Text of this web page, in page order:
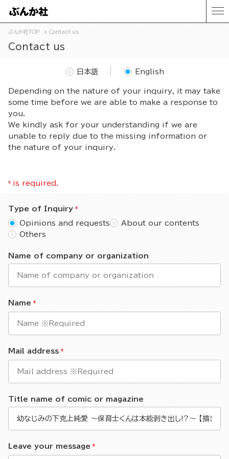
ぶんか社TOP Contact us
Contact us
Depending on the nature of your inquiry, it may take
some time before we are able to make a response to
you.
We kindly ask for your understanding if we are
unable to reply due to the missing information or
the nature of your inquiry.
日本語 English
* is required.
Type of Inquiry
Opinions and requests
About our contents
Others
Name of company or organization
Name
Mail address
Title name of comic or magazine
Leave your message